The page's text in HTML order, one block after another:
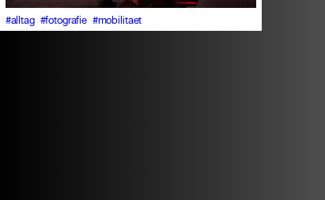
#alltag #fotografie #mobilitaet